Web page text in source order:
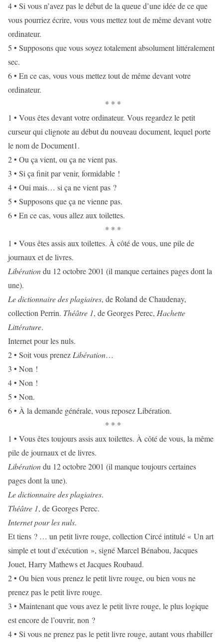
4 • Si vous n’avez pas le début de la queue d’une idée de ce que
vous pourriez écrire, vous vous mettez tout de même devant votre
ordinateur.
5 • Supposons que vous soyez totalement absolument littéralement
sec.
6 • En ce cas, vous vous mettez tout de même devant votre
ordinateur.
* * *
1 • Vous êtes devant votre ordinateur. Vous regardez le petit
curseur qui clignote au début du nouveau document, lequel porte
le nom de Document1.
2 • Ou ça vient, ou ça ne vient pas.
3 • Si ça finit par venir, formidable !
4 • Oui mais… si ça ne vient pas ?
5 • Supposons que ça ne vienne pas.
6 • En ce cas, vous allez aux toilettes.
* * *
1 • Vous êtes assis aux toilettes. À côté de vous, une pile de
journaux et de livres.
Libérationdu 12 octobre 2001 (il manque certaines pages dont la
une).
Le dictionnaire des plagiaires, de Roland de Chaudenay,
collection Perrin. Théâtre 1, de Georges Perec, Hachette
Littérature.
Internet pour les nuls.
2 • Soit vous prenez Libération…
3 • Non !
4 • Non !
5 • Non.
6 • À la demande générale, vous reposez Libération.
* * *
1 • Vous êtes toujours assis aux toilettes. À côté de vous, la même
pile de journaux et de livres.
Libérationdu 12 octobre 2001 (il manque toujours certaines
pages dont la une).
Le dictionnaire des plagiaires.
Théâtre 1, de Georges Perec.
Internet pour les nuls.
Et tiens ? … un petit livre rouge, collection Circé intitulé « Un art
simple et tout d’exécution », signé Marcel Bénabou, Jacques
Jouet, Harry Mathews et Jacques Roubaud.
2 • Ou bien vous prenez le petit livre rouge, ou bien vous ne
prenez pas le petit livre rouge.
3 • Maintenant que vous avez le petit livre rouge, le plus logique
est encore de l’ouvrir, non ?
4 • Si vous ne prenez pas le petit livre rouge, autant vous rhabiller